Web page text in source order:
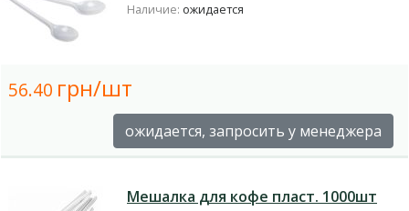
Наличие: ожидается
56.40 грн/шт
ожидается, запросить у менеджера
Мешалка для кофе пласт. 1000шт